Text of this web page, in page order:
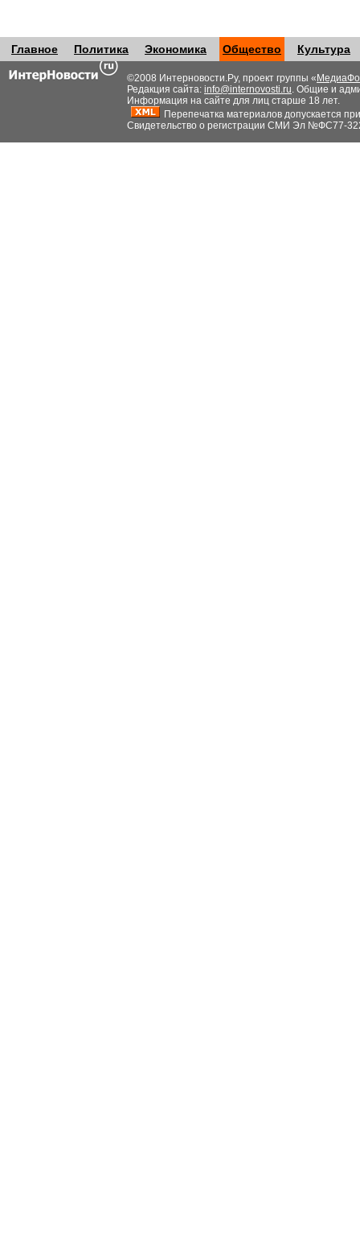
Главное Политика Экономика Общество Культура
©2008 Интерновости.Ру, проект группы «
Редакция сайта: info@internovosti.ru. Общие и
Информация на сайте для лиц старше 18 лет.
Перепечатка материалов допускается
Свидетельство о регистрации СМИ Эл №ФС77-